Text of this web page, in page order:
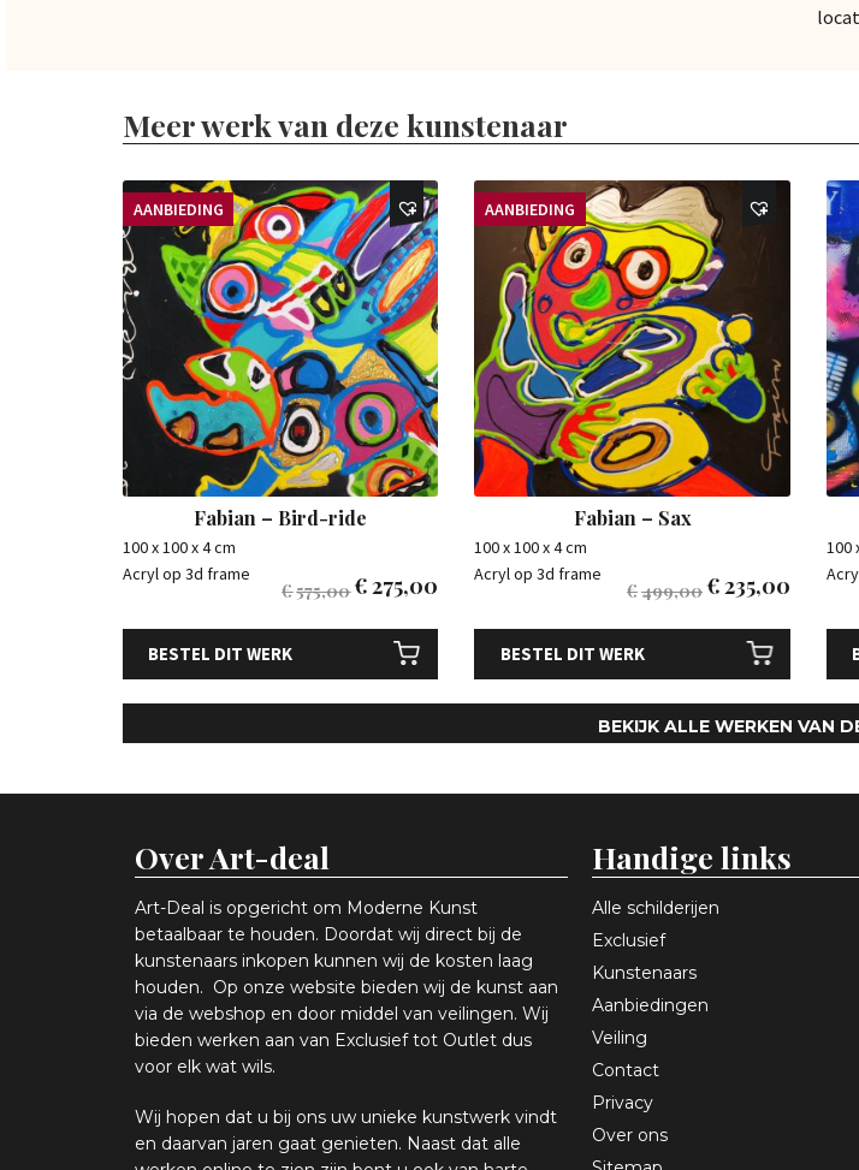
Meer werk van deze kunstenaar
AANBIEDING
Fabian – Bird-ride
100 x 100 x 4 cm
Acryl op 3d frame
€575,00€275,00
BESTEL DIT WERK
AANBIEDING
Fabian – Sax
100 x 100 x 4 cm
Acryl op 3d frame
€499,00€235,00
BESTEL DIT WERK
100
BEKIJK ALLE WERKEN VAN
Over Art-deal
Art-Deal is opgericht om Moderne Kunst
betaalbaar te houden. Doordat wij direct bij de
kunstenaars inkopen kunnen wij de kosten laag
houden. Op onze website bieden wij de kunst aan
via de webshop en door middel van veilingen. Wij
bieden werken aan van Exclusief tot Outlet dus
voor elk wat wils.
Wij hopen dat u bij ons uw unieke kunstwerk vindt
en daarvan jaren gaat genieten. Naast dat alle
Handige links
Alle schilderijen
Exclusief
Kunstenaars
Aanbiedingen
Veiling
Contact
Privacy
Over ons